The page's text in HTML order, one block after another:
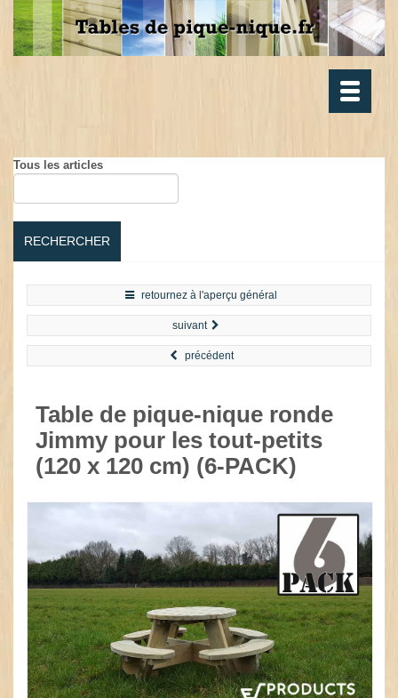
Toggle
Tous les articles
RECHERCHER
retournez à l'aperçu général
suivant
précédent
Table de pique-nique ronde
Jimmy pour les tout-petits
(120 x 120 cm) (6-PACK)